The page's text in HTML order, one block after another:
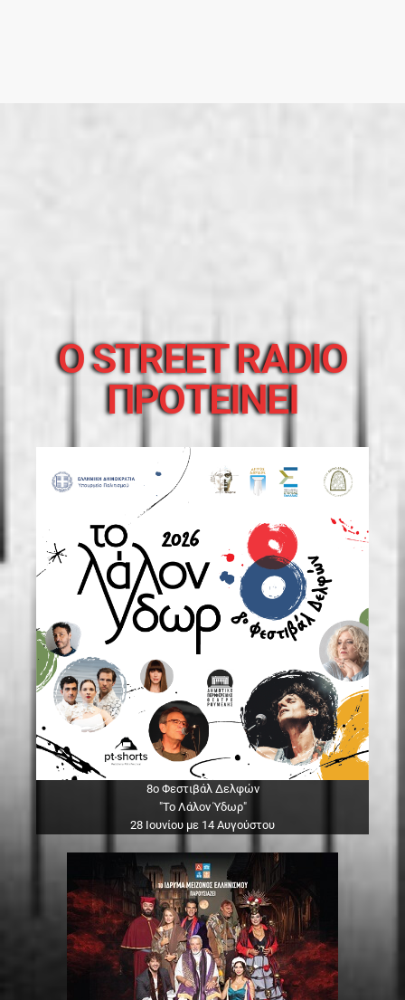
O STREET RADIO
ΠΡΟΤΕΙΝΕΙ
8ο Φεστιβάλ Δελφών
"Το Λάλον Ύδωρ"
28 Ιουνίου με 14 Αυγούστου